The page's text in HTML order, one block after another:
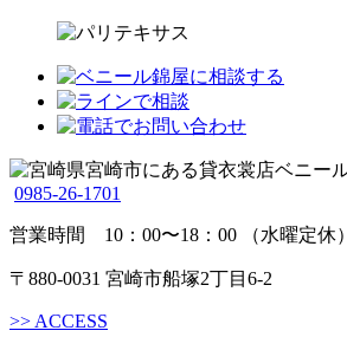
0985-26-1701
営業時間 10：00〜18：00 （水曜定休）
〒880-0031 宮崎市船塚2丁目6-2
>> ACCESS